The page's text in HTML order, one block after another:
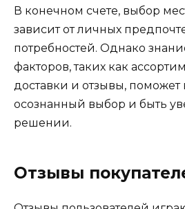
В конечном счете, выбор
зависит от личных
потребностей. Однако
факторов, таких как
доставки и отзывы, поможет
осознанный выбор и быть
решении.
Отзывы